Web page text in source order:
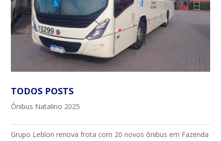
TODOS POSTS
Ônibus Natalino 2025
Grupo Leblon renova frota com 20 novos ônibus em Fazenda